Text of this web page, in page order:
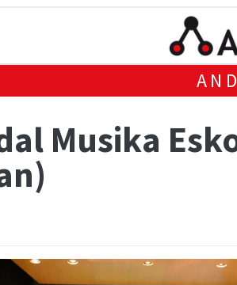
Musika